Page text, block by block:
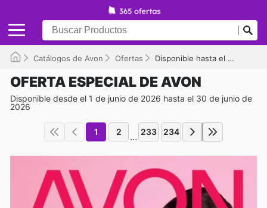
Catálogos de Avon Ofertas Disponible hasta el 30/06/2026
OFERTA ESPECIAL DE AVON
Disponible desde el 1 de junio de 2026 hasta el 30 de junio de
2026
1 2 ... 233 234